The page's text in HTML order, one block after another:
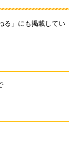
る」にも掲載してい